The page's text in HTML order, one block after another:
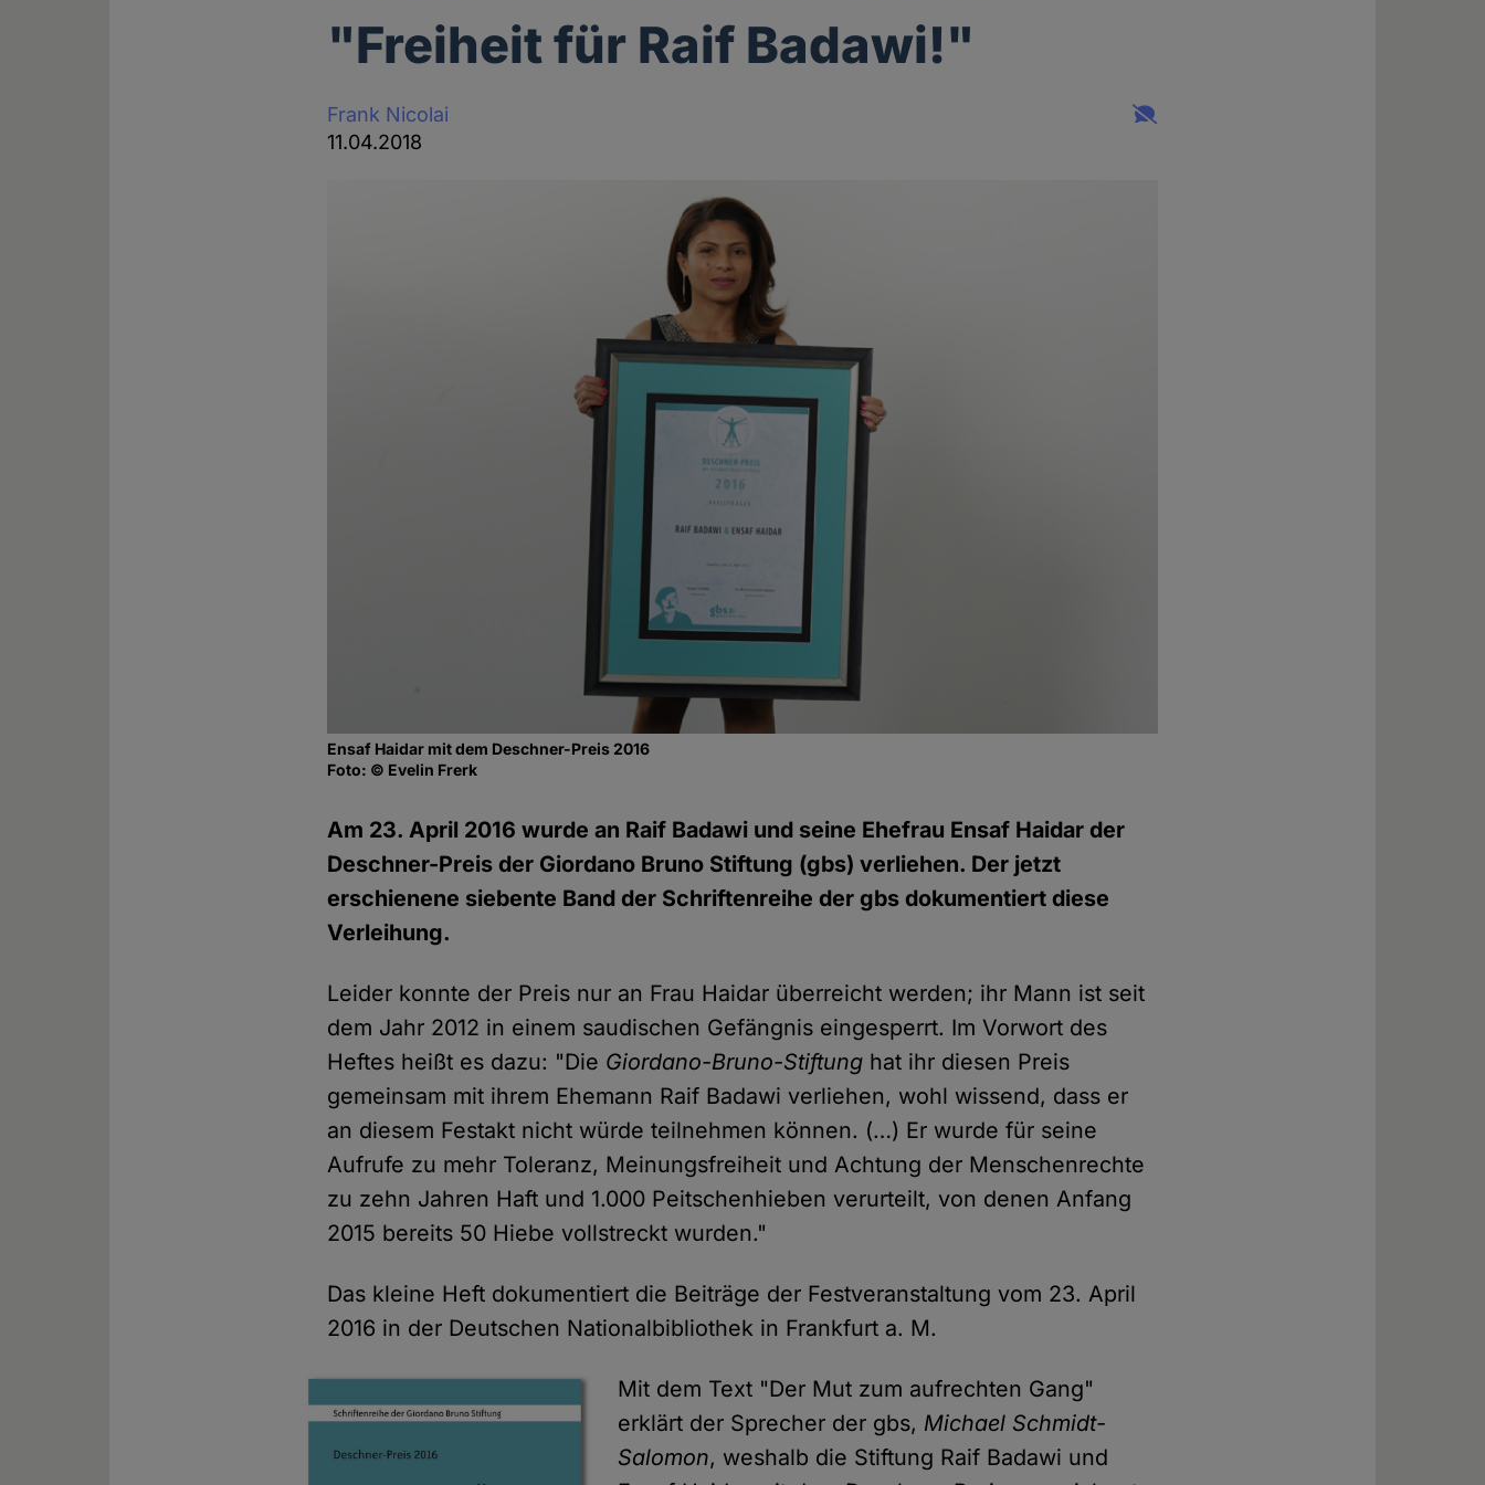
"Freiheit für Raif Badawi!"
Frank Nicolai
11.04.2018
Ensaf Haidar mit dem Deschner-Preis 2016
Foto: © Evelin Frerk
Am 23. April 2016 wurde an Raif Badawi und seine Ehefrau Ensaf Haidar der
Deschner-Preis der Giordano Bruno Stiftung (gbs) verliehen. Der jetzt
erschienene siebente Band der Schriftenreihe der gbs dokumentiert diese
Verleihung.
Leider konnte der Preis nur an Frau Haidar überreicht werden; ihr Mann ist seit
dem Jahr 2012 in einem saudischen Gefängnis eingesperrt. Im Vorwort des
Heftes heißt es dazu: "Die Giordano-Bruno-Stiftung hat ihr diesen Preis
gemeinsam mit ihrem Ehemann Raif Badawi verliehen, wohl wissend, dass er
an diesem Festakt nicht würde teilnehmen können. (…) Er wurde für seine
Aufrufe zu mehr Toleranz, Meinungsfreiheit und Achtung der Menschenrechte
zu zehn Jahren Haft und 1.000 Peitschenhieben verurteilt, von denen Anfang
2015 bereits 50 Hiebe vollstreckt wurden."
Das kleine Heft dokumentiert die Beiträge der Festveranstaltung vom 23. April
2016 in der Deutschen Nationalbibliothek in Frankfurt a. M.
Mit dem Text "Der Mut zum aufrechten Gang"
erklärt der Sprecher der gbs, Michael Schmidt-
Salomon, weshalb die Stiftung Raif Badawi und